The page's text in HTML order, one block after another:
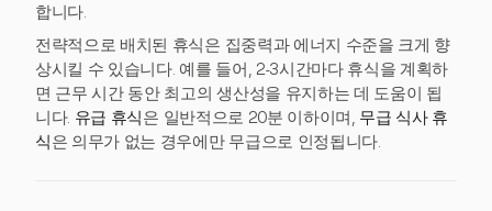
합니다.
전략적으로 배치된 휴식은 집중력과 에너지 수준을 크게 향
상시킬 수 있습니다. 예를 들어, 2-3시간마다 휴식을 계획하
면 근무 시간 동안 최고의 생산성을 유지하는 데 도움이 됩
니다. 유급 휴식은 일반적으로 20분 이하이며, 무급 식사 휴
식은 의무가 없는 경우에만 무급으로 인정됩니다.